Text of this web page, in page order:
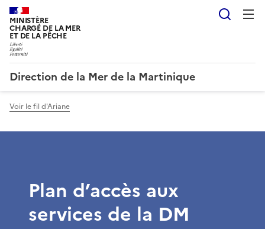
MINISTÈRE
CHARGÉ DE LA MER
ET DE LA PÊCHE
Direction de la Mer de la Martinique
Voir le fil d'Ariane
Plan d’accès aux
services de la DM